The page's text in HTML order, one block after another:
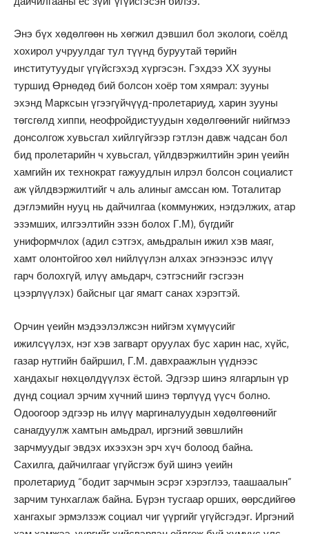
Энэ бүх хөдөлгөөн нь хөгжил дэвшил бол экологи, соёлд
хохирол учруулдаг тул түүнд буруутай төрийн
институтуудыг үгүйсгэхэд хүргэсэн. Гэхдээ ХХ зууны
туршид Өрнөдөд бий болсон хоёр том хямрал: зууны
эхэнд Марксын үгээгүйчүүд-пролетариуд, харин зууны
төгсгөлд хиппи, неофройдистуудын хөдөлгөөнийг нийгмээ
донсолгож хувьсгал хийлгүйгээр гэтлэн давж чадсан бол
бид пролетарийн ч хувьсгал, үйлдвэржилтийн эрин үеийн
хамгийн их технократ гажуудлын илрэл болсон социалист
аж үйлдвэржилтийг ч аль алиныг амссан юм. Тоталитар
дэглэмийн нууц нь дайчилгаа (коммунжих, нэгдэлжих, атар
эзэмших, илгээлтийн эзэн болох Г.М), бүгдийг
униформчлох (адил сэтгэх, амьдралын ижил хэв маяг,
хамт олонтойгоо хөл нийлүүлэн алхах эгнээнээс илүү
гарч болохгүй, илүү амьдарч, сэтгэснийг гэсгээн
цээрлүүлэх) байсныг цаг ямагт санах хэрэгтэй.
Орчин үеийн мэдээлэлжсэн нийгэм хүмүүсийг
ижилсүүлэх, нэг хэв загварт оруулах бус харин нас, хүйс,
газар нутгийн байршил, Г.М. давхраажлын үүднээс
хандахыг нөхцөлдүүлэх ёстой. Эдгээр шинэ ялгарлын үр
дүнд социал эрчим хүчний шинэ төрлүүд үүсч болно.
Одоогоор эдгээр нь илүү маргиналуудын хөдөлгөөнийг
санагдуулж хамтын амьдрал, иргэний зөвшлийн
зарчмуудыг эвдэх ихээхэн эрч хүч болоод байна.
Сахилга, дайчилгааг үгүйсгэж буй шинэ үеийн
пролетариуд “бодит зарчмын эсрэг хэрэглээ, таашаалын”
зарчим тунхаглаж байна. Бүрэн тусгаар орших, өөрсдийгөө
хангахыг эрмэлзэж социал чиг үүргийг үгүйсгэдэг. Иргэний